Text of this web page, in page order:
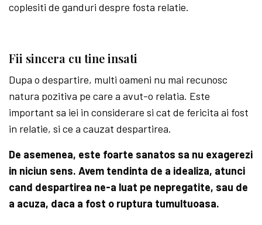
coplesiti de ganduri despre fosta relatie.
Fii sincera cu tine insati
Dupa o despartire, multi oameni nu mai recunosc
natura pozitiva pe care a avut-o relatia. Este
important sa iei in considerare si cat de fericita ai fost
in relatie, si ce a cauzat despartirea.
De asemenea, este foarte sanatos sa nu exagerezi
in niciun sens. Avem tendinta de a idealiza, atunci
cand despartirea ne-a luat pe nepregatite, sau de
a acuza, daca a fost o ruptura tumultuoasa.